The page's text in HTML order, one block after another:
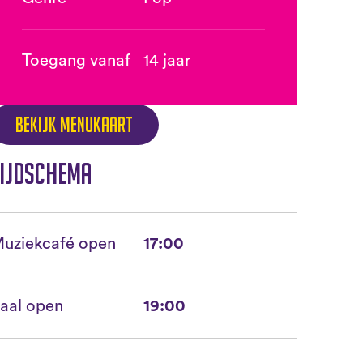
Toegang vanaf 14 jaar
Bekijk menukaart
open 17:00
open 19:00